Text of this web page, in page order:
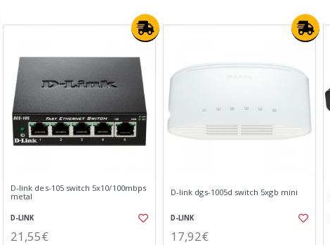
D-link des-105 switch 5x10/100mbps
metal
D-LINK
21,55€
D-link dgs-1005d switch 5xgb mini
D-LINK
17,92€